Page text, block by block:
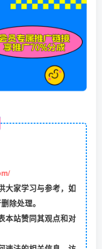
大家学习与参考，如
除处理。
本站赞同其观点和对